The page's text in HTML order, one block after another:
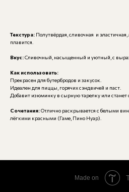
Текстура: Полутвёрдая, сливочная и эластичная,
плавится.
Вкус:Сливочный, насыщенный и уютный, с
Как использовать:
Прекрасен для бутербродов и закусок.
Идеален для пиццы, горячих сэндвичей и паст.
Добавит изюминку в сырную тарелку или станет
Сочетания:Отлично раскрывается с белыми
лёгкими красными (Гаме, Пино Нуар).
Made on